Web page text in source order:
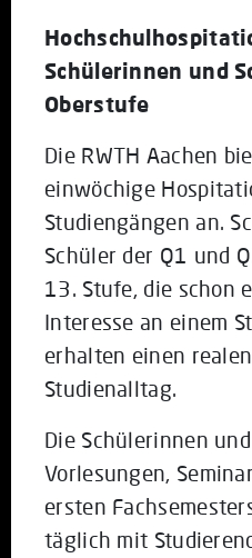
Schülerinnen und
Oberstufe
Die RWTH Aachen
einwöchige
Studiengängen an.
Schüler der Q1 und
13. Stufe, die schon
Interesse an einem
erhalten einen
Studienalltag.
Die Schülerinnen
Vorlesungen,
ersten
täglich mit